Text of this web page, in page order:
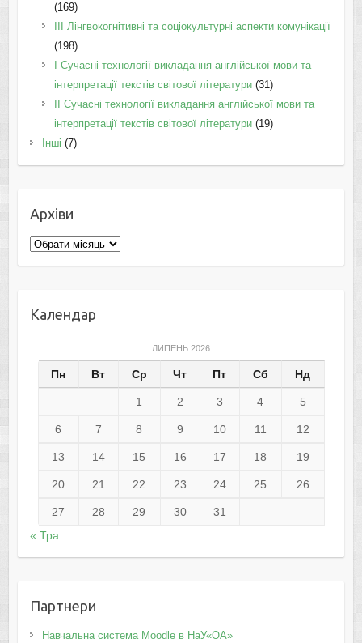
(169)
IІI Лінгвокогнітивні та соціокультурні аспекти комунікації
(198)
I Cучасні технології викладання англійської мови та
інтерпретації текстів світової літератури(31)
II Cучасні технології викладання англійської мови та
інтерпретації текстів світової літератури(19)
Інші (7)
Архіви
Архіви
Календар
ЛИПЕНЬ 2026
Пн Вт Ср Чт Пт Сб Нд
1 2 3 4 5
6 7 8 9 10 11 12
13 14 15 16 17 18 19
20 21 22 23 24 25 26
27 28 29 30
31
« Тра
Партнери
Навчальна система Moodle в НаУ«ОА»